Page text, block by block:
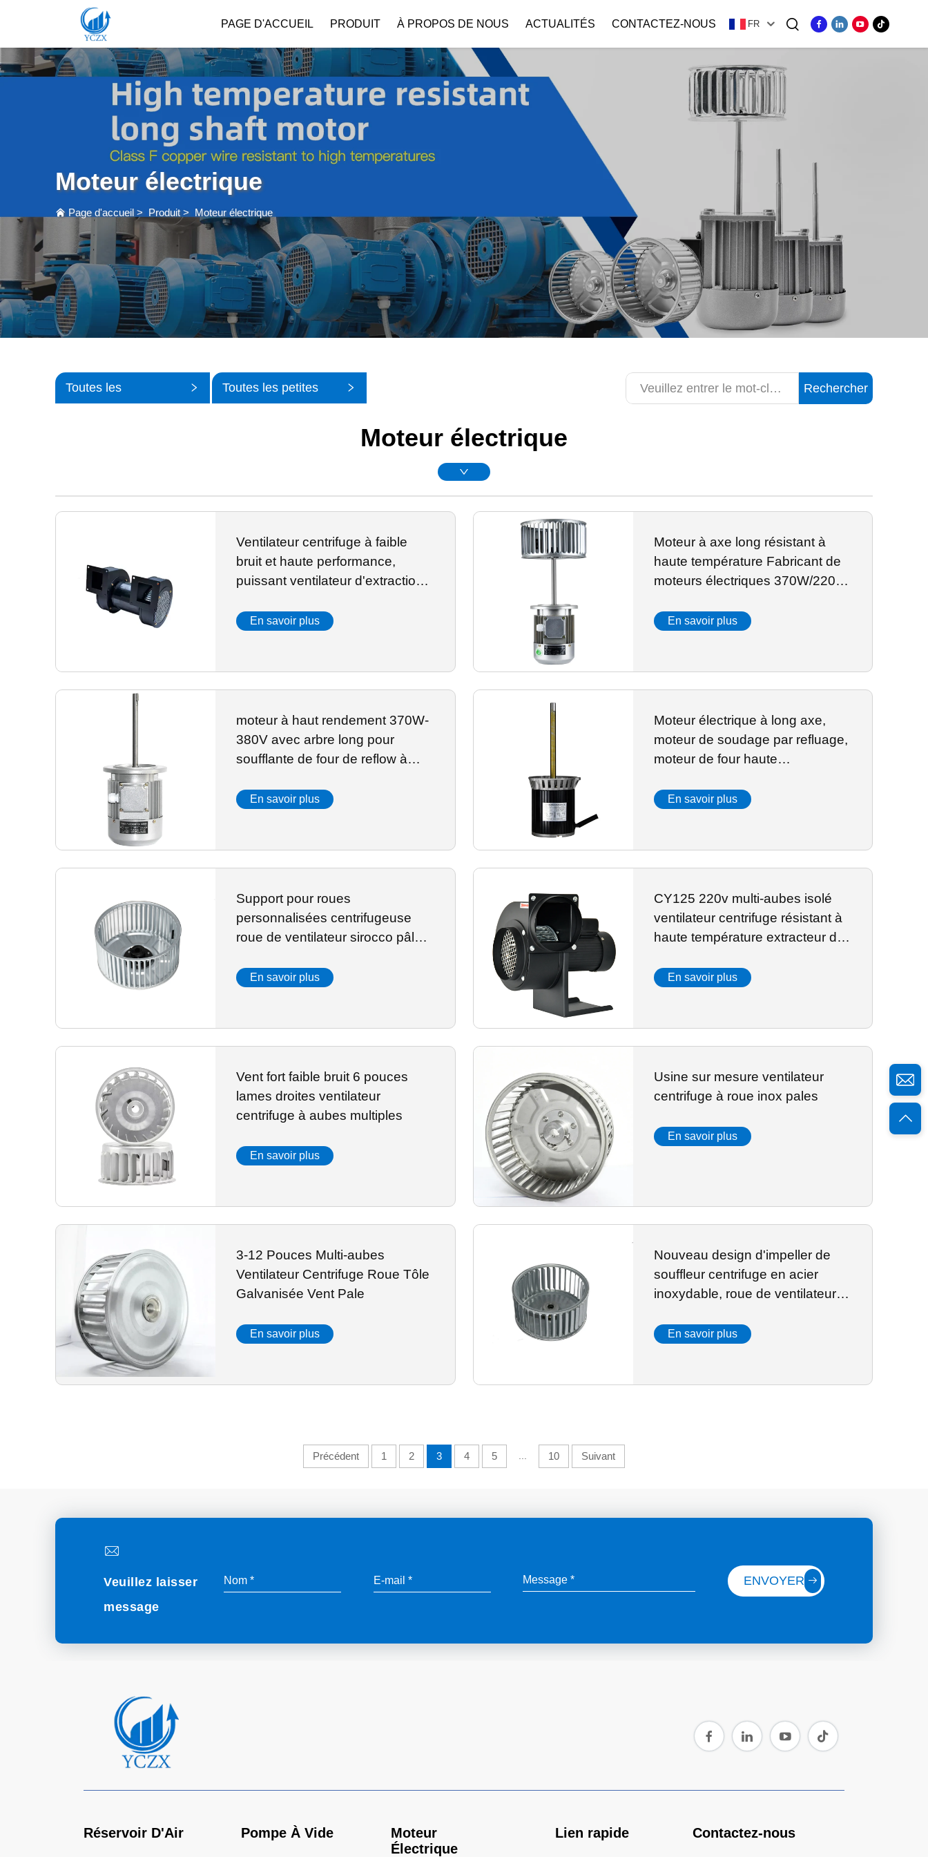
PAGE D'ACCUEIL PRODUIT À PROPOS DE NOUS
Profil De L’entreprise
ACTUALITÉS CONTACTEZ-NOUS FR
Moteur électrique
Page d'accueil > Produit> Moteur électrique
Toutes les Toutes les petites Rechercher
Moteur électrique
Ventilateur centrifuge à faible
bruit et haute performance,
puissant ventilateur d'extraction
En savoir plus
Moteur à axe long résistant à
haute température Fabricant de
moteurs électriques 370W/220V
expérimental
En savoir plus
moteur à haut rendement 370W-
380V avec arbre long pour
soufflante de four de reflow à
personnalisable avec moteur à
En savoir plus
Moteur électrique à long axe,
moteur de soudage par refluage,
moteur de four haute
vendre
En savoir plus
Support pour roues
personnalisées centrifugeuse
roue de ventilateur sirocco pâle
ventilateur pleine taille standard
En savoir plus
CY125 220v multi-aubes isolé
ventilateur centrifuge résistant à
haute température extracteur de
pour l'industrie
En savoir plus
Vent fort faible bruit 6 pouces
lames droites ventilateur
centrifuge à aubes multiples
En savoir plus
Usine sur mesure ventilateur
centrifuge à roue inox pales
En savoir plus
3-12 Pouces Multi-aubes
Ventilateur Centrifuge Roue Tôle
Galvanisée Vent Pale
En savoir plus
Nouveau design d'impeller de
souffleur centrifuge en acier
inoxydable, roue de ventilateur
venteEn savoir plus
Précédent 1 2 3 4 5 10 Suivant
Veuillez laisser
message
ENVOYER
Réservoir D'Air Pompe À Vide
Moteur
Électrique
Lien rapide Contactez-nous